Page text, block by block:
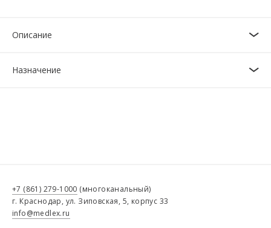
Описание
Назначение
+7 (861) 279-1000 (многоканальный)
г. Краснодар, ул. Зиповская, 5, корпус 33
info@medlex.ru